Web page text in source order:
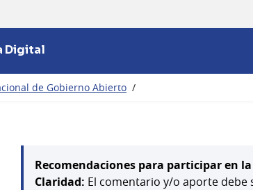
Digital
de Gobierno Abierto /
Recomendaciones para participar en
Claridad: El comentario y/o aporte debe